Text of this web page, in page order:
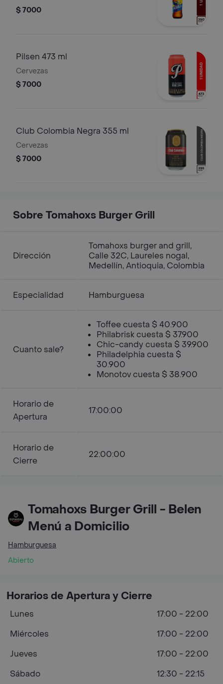
$ 7000
Pilsen 473 ml
Cervezas
$ 7000
Club Colombia Negra 355 ml
Cervezas
$ 7000
Sobre Tomahoxs Burger Grill
Dirección
Tomahoxs burger and grill,
Calle 32C, Laureles nogal,
Medellín, Antioquia, Colombia
Especialidad Hamburguesa
Cuanto sale?
Toffee cuesta $ 40.900
Philabrisk cuesta $ 37.900
Chic-candy cuesta $ 39.900
Philadelphia cuesta $
30.900
Monotov cuesta $ 38.900
Horario de
Apertura
17:00:00
Horario de
Cierre
22:00:00
Tomahoxs Burger Grill - Belen
Menú a Domicilio
Hamburguesa
Abierto
Horarios de Apertura y Cierre
Lunes
17:00 - 22:00
Miércoles
17:00 - 22:00
Jueves
17:00 - 22:00
Sábado
12:30 - 22:15